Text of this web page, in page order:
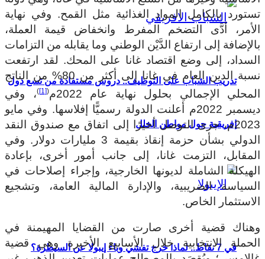
تدريب الشباب على التوظيف.. دروس مستفادة من تسع دول
إفريقية حول مواطن الخلل
في 7 نقاط.. لماذا خرج تفشي وباء إيبولا عن السيطرة؟
تستورد بالكامل المواد الغذائية مثل القمح. وفي نهاية
الأمر، أدَّى التضخم المفرط وانخفاض قيمة العملة،
بالإضافة إلى ارتفاع الدَّيْن الوطني وما يقابله من التزامات
السداد، إلى وضع اقتصاد غانا على المحك. لقد ارتفعت
نسبة الدين العام في غانا إلى أكثر من 80% من الناتج
المحلي الإجمالي بحلول نهاية عام 2022م
(
[1]
)، وفي
ديسمبر 2022م أعلنت الدولة رسميًّا إفلاسها. وفي مايو
2023م، جرى التوصل أخيرًا إلى اتفاق مع صندوق النقد
الدولي بشأن حزمة إنقاذ بقيمة 3 مليارات دولار. وفي
المقابل، التزمت غانا، إلى جانب أمور أخرى، بإعادة
الهيكلة الشاملة لديونها الخارجية، وإجراء إصلاحات في
السياسة الضريبية، والإدارة المالية العامة، وتشجيع
الاستثمار الخاص.
وهناك قضية أخرى صارت من القضايا المهيمنة في
الحملة الانتخابية خلال الأسابيع الأخيرة وهي قضية